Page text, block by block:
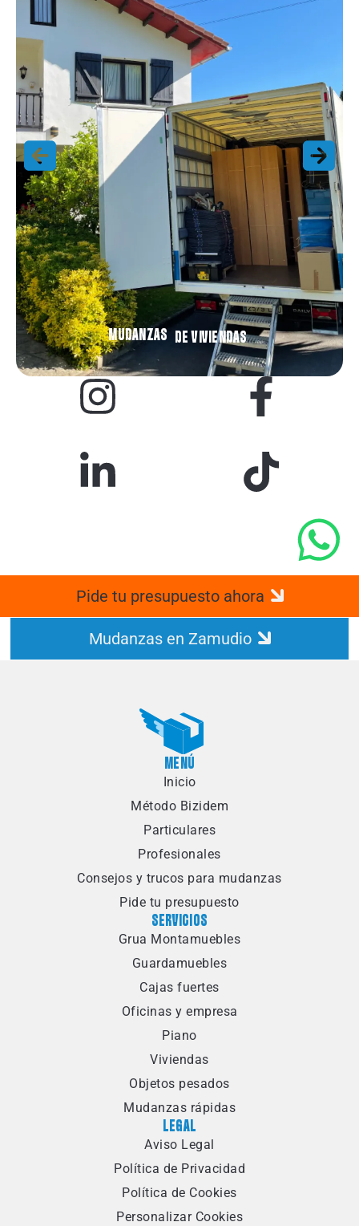
MUDANZAS DE VIVIENDAS
Pide tu presupuesto ahora
Mudanzas en Zamudio
MENÚ
Inicio
Método Bizidem
Particulares
Profesionales
Consejos y trucos para mudanzas
Pide tu presupuesto
SERVICIOS
Grua Montamuebles
Guardamuebles
Cajas fuertes
Oficinas y empresa
Piano
Viviendas
Objetos pesados
Mudanzas rápidas
LEGAL
Aviso Legal
Política de Privacidad
Política de Cookies
Personalizar Cookies